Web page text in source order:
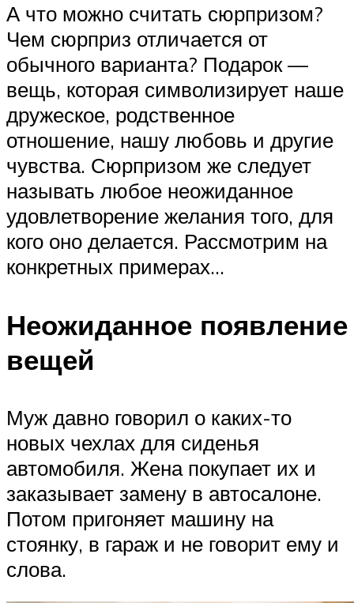
А что можно считать сюрпризом?
Чем сюрприз отличается от
обычного варианта? Подарок —
вещь, которая символизирует наше
дружеское, родственное
отношение, нашу любовь и другие
чувства. Сюрпризом же следует
называть любое неожиданное
удовлетворение желания того, для
кого оно делается. Рассмотрим на
конкретных примерах…
Неожиданное появление
вещей
Муж давно говорил о каких-то
новых чехлах для сиденья
автомобиля. Жена покупает их и
заказывает замену в автосалоне.
Потом пригоняет машину на
стоянку, в гараж и не говорит ему и
слова.